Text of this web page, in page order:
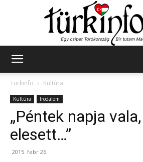
Türkinfo
Kultúra
Kultúra Irodalom
„Péntek napja
elesett…”
2015. febr 26.